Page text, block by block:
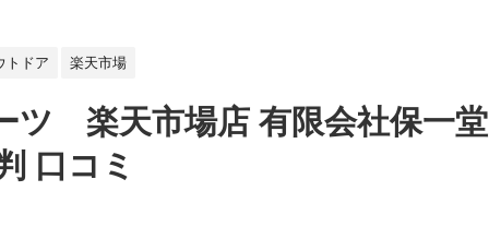
トドア 楽天市場
ツ 楽天市場店 有限会社保一堂
口コミ